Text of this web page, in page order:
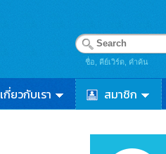
ชื่อ, คีย์เวิร์ด, คำค้น
เกี่ยวกับเรา สมาชิก